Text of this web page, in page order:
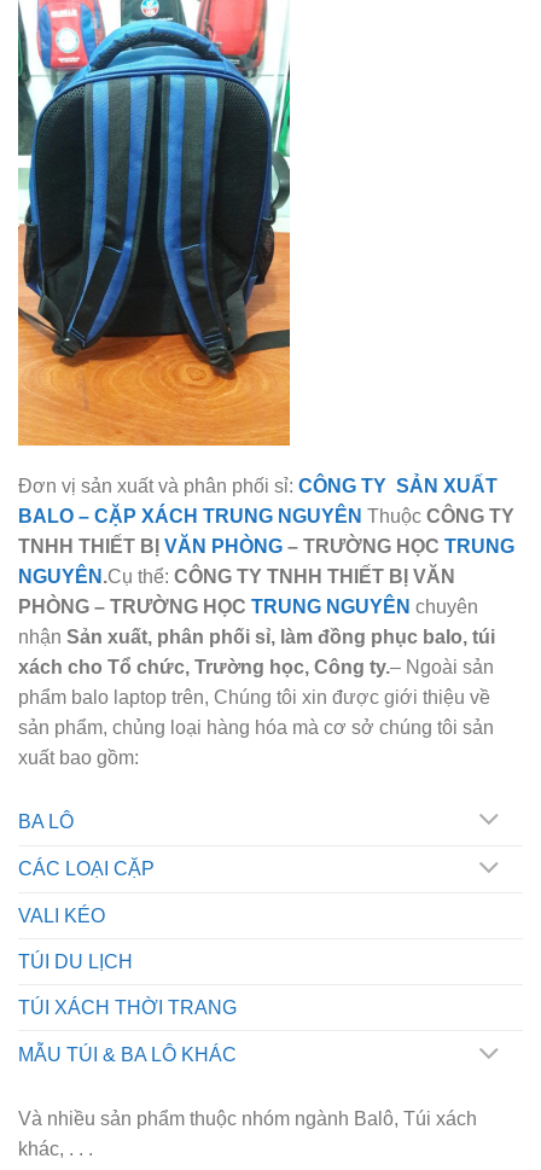
Đơn vị sản xuất và phân phối sỉ: CÔNG TY SẢN XUẤT
BALO – CẶP XÁCH TRUNG NGUYÊN Thuộc CÔNG TY
TNHH THIẾT BỊ VĂN PHÒNG – TRƯỜNG HỌC TRUNG
NGUYÊN .Cụ thể: CÔNG TY TNHH THIẾT BỊ VĂN
PHÒNG – TRƯỜNG HỌC TRUNG NGUYÊN chuyên
nhận Sản xuất, phân phối sỉ, làm đồng phục balo, túi
xách cho Tổ chức, Trường học, Công ty.– Ngoài sản
phẩm balo laptop trên, Chúng tôi xin được giới thiệu về
sản phẩm, chủng loại hàng hóa mà cơ sở chúng tôi sản
xuất bao gồm:
BA LÔ
CÁC LOẠI CẶP
VALI KÉO
TÚI DU LỊCH
TÚI XÁCH THỜI TRANG
MẪU TÚI & BA LÔ KHÁC
Và nhiều sản phẩm thuộc nhóm ngành Balô, Túi xách
khác, . . .